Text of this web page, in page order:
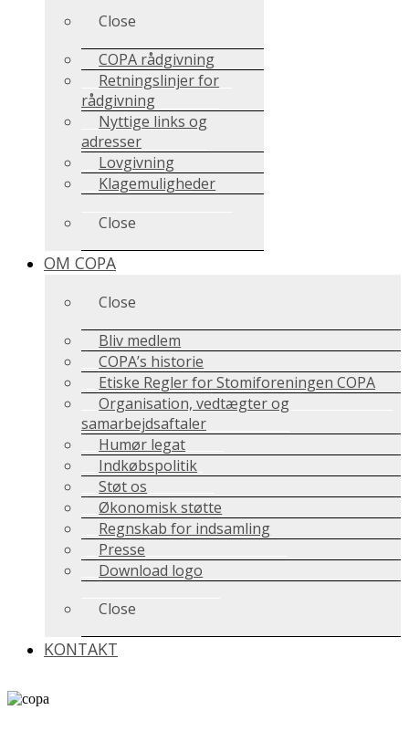
Close
COPA rådgivning
Retningslinjer for
rådgivning
Nyttige links og
adresser
Lovgivning
Klagemuligheder
Close
OM COPA
Close
Bliv medlem
COPA’s historie
Etiske Regler for Stomiforeningen COPA
Organisation, vedtægter og
samarbejdsaftaler
Humør legat
Indkøbspolitik
Støt os
Økonomisk støtte
Regnskab for indsamling
Presse
Download logo
Close
KONTAKT